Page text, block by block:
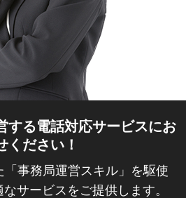
する電話対応サービスにお
ください！
事務局運営スキル」を駆使
サービスをご提供します。